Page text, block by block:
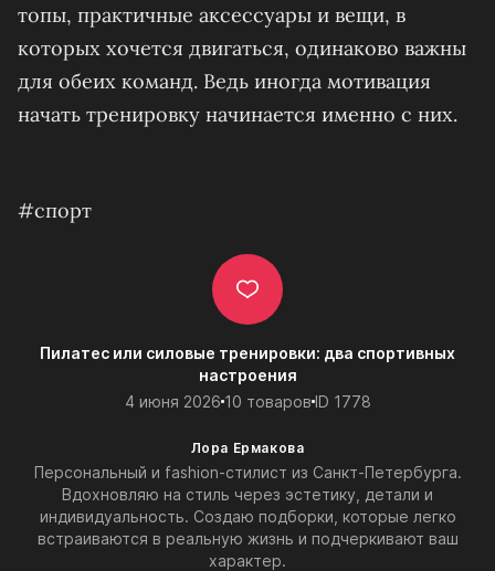
топы, практичные аксессуары и вещи, в
которых хочется двигаться, одинаково важны
для обеих команд. Ведь иногда мотивация
начать тренировку начинается именно с них.
#спорт
Пилатес или силовые тренировки: два спортивных
настроения
4 июня 2026 10 товаров ID 1778
Лора Ермакова
Персональный и fashion-стилист из Санкт-Петербурга.
Вдохновляю на стиль через эстетику, детали и
индивидуальность. Создаю подборки, которые легко
встраиваются в реальную жизнь и подчеркивают ваш
характер.